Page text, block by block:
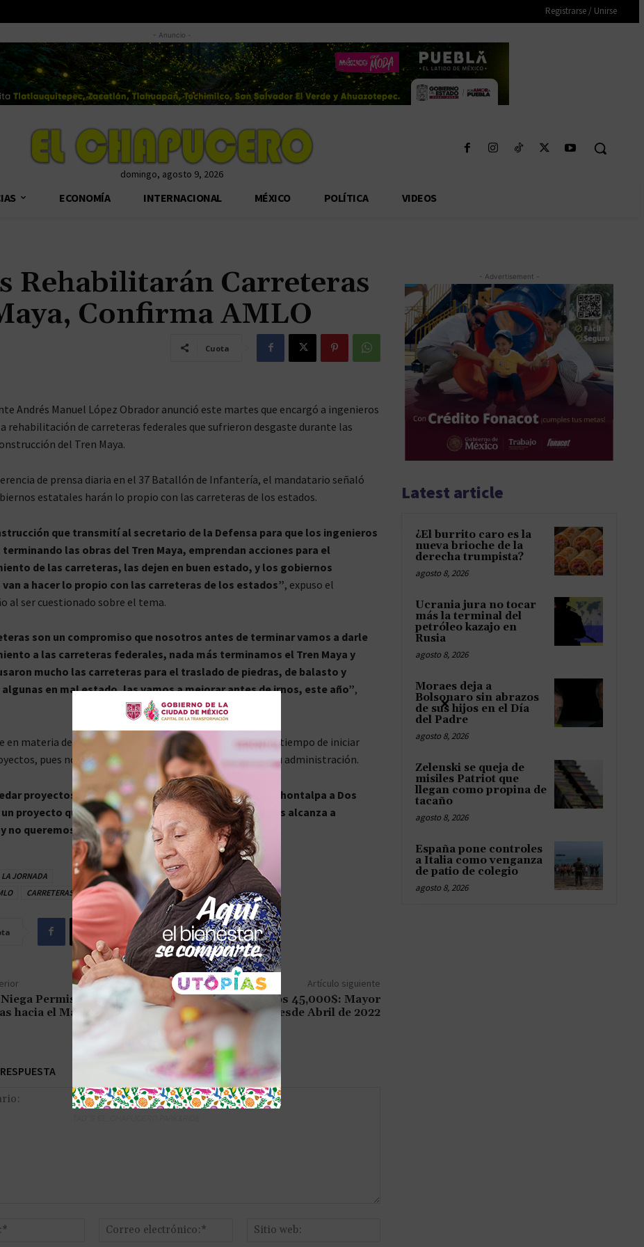
Registrarse / Unirse
- Anuncio -
domingo, agosto 9, 2026
ECONOMÍA INTERNACIONAL MÉXICO POLÍTICA VIDEOS
Rehabilitarán Carreteras
Confirma AMLO
Cuota
Andrés Manuel López Obrador anunció este martes que encargó a ingenieros
rehabilitación de carreteras federales que sufrieron desgaste durante las
del Tren Maya.
de prensa diaria en el 37 Batallón de Infantería, el mandatario señaló
estatales harán lo propio con las carreteras de los estados.
que transmití al secretario de la Defensa para que los ingenieros
las obras del Tren Maya, emprendan acciones para el
de las carreteras, las dejen en buen estado, y los gobiernos
a hacer lo propio con las carreteras de los estados”, expuso el
al ser cuestionado sobre el tema.
son un compromiso que nosotros antes de terminar vamos a darle
a las carreteras federales, nada más terminamos el Tren Maya y
mucho las carreteras para el traslado de piedras, de balasto y
en mal estado, las vamos a mejorar antes de irnos, este año”,
en materia de infraestructura, a su gobierno ya no le dará tiempo de iniciar
pues no quiere dejar obras pendientes al concluir su administración.
proyectos pendientes como el ramal de Estación Chontalpa a Dos
un proyecto que ya lleva tiempo, sin embargo, ya no nos alcanza a
no queremos dejar obras inconclusas”, afirmó.
LA JORNADA
CARRETERAS DAÑADAS INGENIEROS MILITARES TREN MAYA
Permiso para Buques
hacia el Mar Negro
Artículo siguiente
Bitcóin Rebasa los 45,000$: Mayor
Alza desde Abril de 2022
Nombre:*
Correo
- Advertisement -
Latest article
¿El burrito caro es la
nueva brioche de la
derecha trumpista?
agosto 8, 2026
Ucrania jura no tocar
más la terminal del
petróleo kazajo en
Rusia
agosto 8, 2026
Moraes deja a
Bolsonaro sin abrazos
de sus hijos en el Día
del Padre
agosto 8, 2026
Zelenski se queja de
misiles Patriot que
llegan como propina de
tacaño
agosto 8, 2026
España pone controles
a Italia como venganza
de patio de colegio
agosto 8, 2026
×